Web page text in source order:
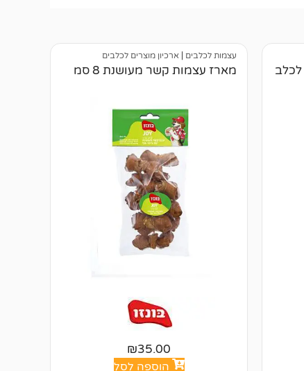
עצמות לכלבים ארכיון מוצרים לכלבים
מארז עצמות קשר מעושנת 8 סמ
₪35.00
הוספה לסל